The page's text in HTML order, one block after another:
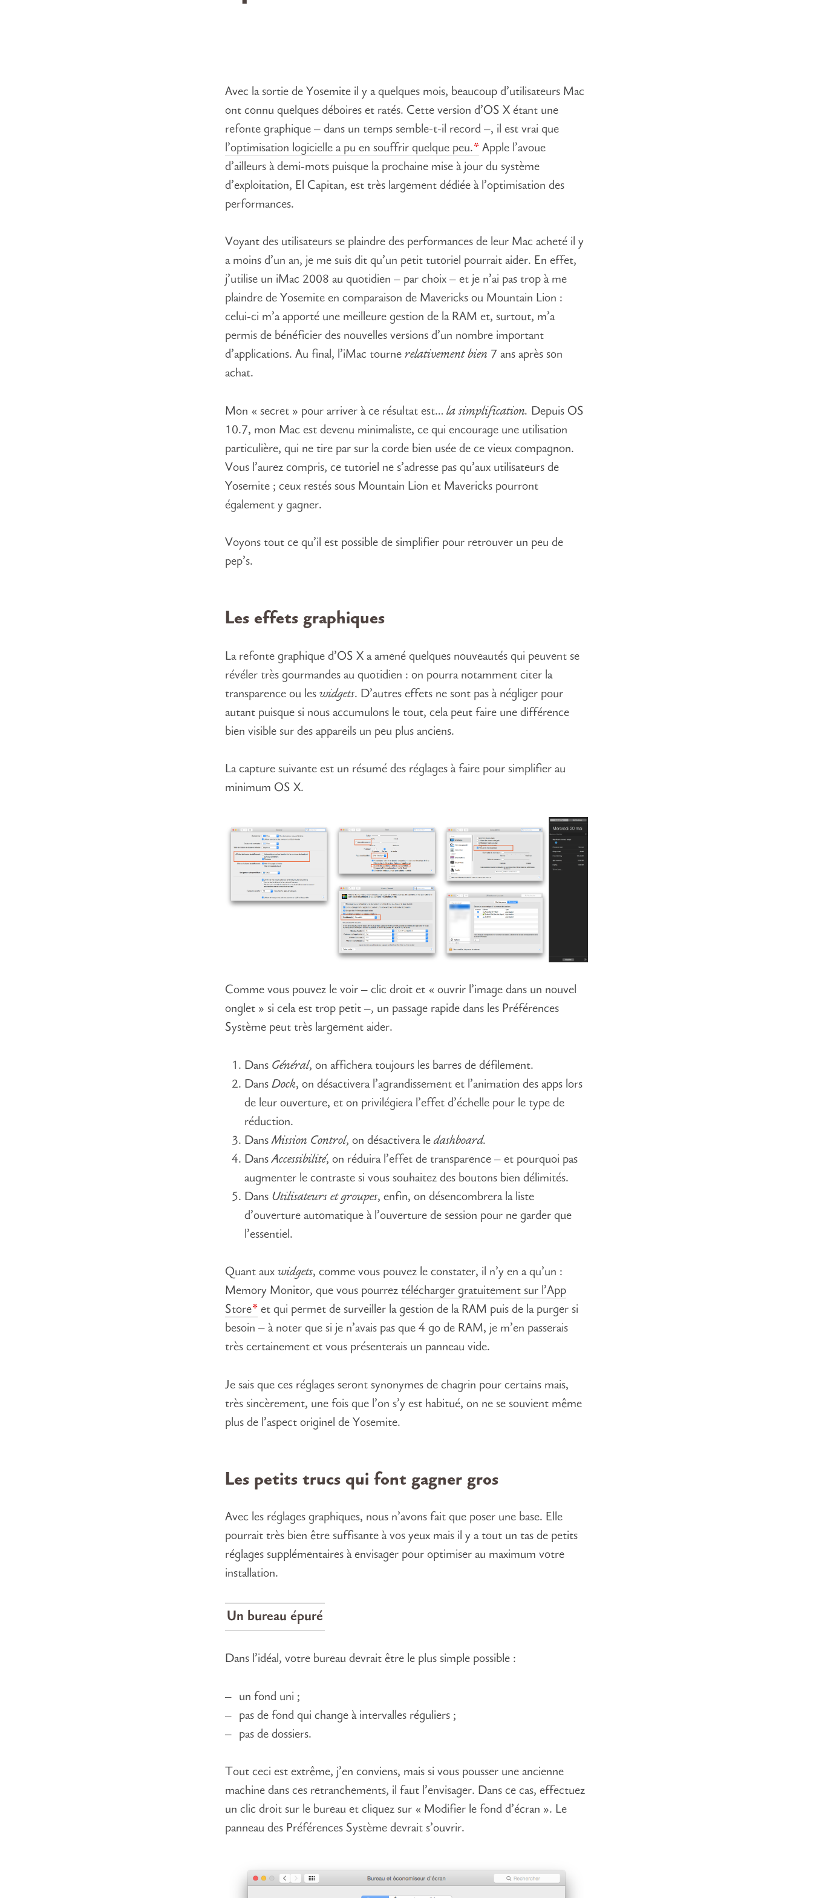
Avec la sortie de Yosemite il y a quelques mois, beaucoup d’utilisateurs Mac
ont connu quelques déboires et ratés. Cette version d’OS X étant une
refonte graphique – dans un temps semble-t-il record –, il est vrai que
l’optimisation logicielle a pu en souffrir quelque peu. Apple l’avoue
d’ailleurs à demi-mots puisque la prochaine mise à jour du système
d’exploitation, El Capitan, est très largement dédiée à l’optimisation des
performances.
Voyant des utilisateurs se plaindre des performances de leur Mac acheté il y
a moins d’un an, je me suis dit qu’un petit tutoriel pourrait aider. En effet,
j’utilise un iMac 2008 au quotidien – par choix – et je n’ai pas trop à me
plaindre de Yosemite en comparaison de Mavericks ou Mountain Lion :
celui-ci m’a apporté une meilleure gestion de la RAM et, surtout, m’a
permis de bénéficier des nouvelles versions d’un nombre important
d’applications. Au final, l’iMac tourne relativement bien 7 ans après son
achat.
Mon « secret » pour arriver à ce résultat est… la simplification. Depuis OS
10.7, mon Mac est devenu minimaliste, ce qui encourage une utilisation
particulière, qui ne tire par sur la corde bien usée de ce vieux compagnon.
Vous l’aurez compris, ce tutoriel ne s’adresse pas qu’aux utilisateurs de
Yosemite ; ceux restés sous Mountain Lion et Mavericks pourront
également y gagner.
Voyons tout ce qu’il est possible de simplifier pour retrouver un peu de
pep’s.
Les effets graphiques
La refonte graphique d’OS X a amené quelques nouveautés qui peuvent se
révéler très gourmandes au quotidien : on pourra notamment citer la
transparence ou les widgets. D’autres effets ne sont pas à négliger pour
autant puisque si nous accumulons le tout, cela peut faire une différence
bien visible sur des appareils un peu plus anciens.
La capture suivante est un résumé des réglages à faire pour simplifier au
minimum OS X.
Comme vous pouvez le voir – clic droit et « ouvrir l’image dans un nouvel
onglet » si cela est trop petit –, un passage rapide dans les Préférences
Système peut très largement aider.
Dans Général, on affichera toujours les barres de défilement.
Dans Dock, on désactivera l’agrandissement et l’animation des apps lors
de leur ouverture, et on privilégiera l’effet d’échelle pour le type de
réduction.
DansMission Control, on désactivera ledashboard.
DansAccessibilité, on réduira l’effet de transparence – et pourquoi pas
augmenter le contraste si vous souhaitez des boutons bien délimités.
Dans Utilisateurs et groupes, enfin, on désencombrera la liste
d’ouverture automatique à l’ouverture de session pour ne garder que
l’essentiel.
Quant aux widgets, comme vous pouvez le constater, il n’y en a qu’un :
Memory Monitor, que vous pourrez télécharger gratuitement sur l’App
Store et qui permet de surveiller la gestion de la RAM puis de la purger si
besoin – à noter que si je n’avais pas que 4 go de RAM, je m’en passerais
très certainement et vous présenterais un panneau vide.
Je sais que ces réglages seront synonymes de chagrin pour certains mais,
très sincèrement, une fois que l’on s’y est habitué, on ne se souvient même
plus de l’aspect originel de Yosemite.
Les petits trucs qui font gagner gros
Avec les réglages graphiques, nous n’avons fait que poser une base. Elle
pourrait très bien être suffisante à vos yeux mais il y a tout un tas de petits
réglages supplémentaires à envisager pour optimiser au maximum votre
installation.
Un bureau épuré
Dans l’idéal, votre bureau devrait être le plus simple possible :
un fond uni ;
pas de fond qui change à intervalles réguliers ;
pas de dossiers.
Tout ceci est extrême, j’en conviens, mais si vous pousser une ancienne
machine dans ces retranchements, il faut l’envisager. Dans ce cas, effectuez
un clic droit sur le bureau et cliquez sur « Modifier le fond d’écran ». Le
panneau des Préférences Système devrait s’ouvrir.